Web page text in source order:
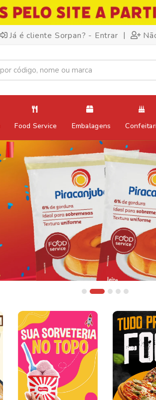
Já é cliente Sorpan? - Entrar |
Food Service Embalagens